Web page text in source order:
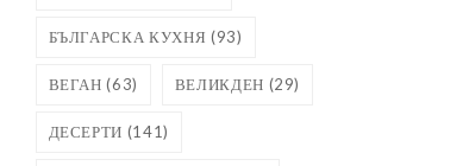
БЪЛГАРСКА КУХНЯ (93)
ВЕГАН (63) ВЕЛИКДЕН (29)
ДЕСЕРТИ (141)